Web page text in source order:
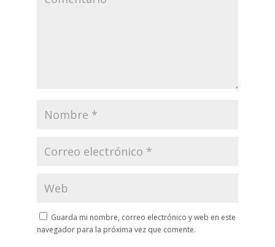
Guarda mi nombre, correo electrónico y web en este
navegador para la próxima vez que comente.